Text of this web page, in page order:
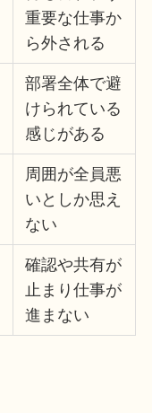
重要な仕事か
ら外される
部署全体で避
けられている
感じがある
周囲が全員悪
いとしか思え
ない
確認や共有が
止まり仕事が
進まない